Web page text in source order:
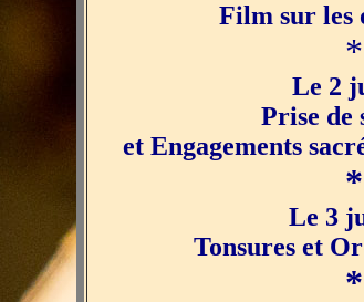
Film sur les
*
Le 2
Prise de
et Engagements
*
Le 3
Tonsures et
*